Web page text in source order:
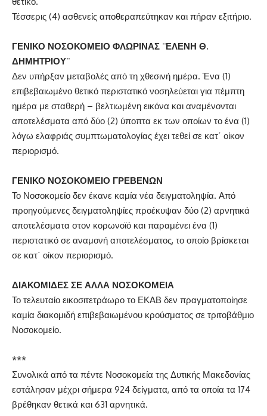
Τέσσερις (4) ασθενείς αποθεραπεύτηκαν και πήραν εξιτήριο.
ΓΕΝΙΚΟ ΝΟΣΟΚΟΜΕΙΟ ΦΛΩΡΙΝΑΣ ¨ΕΛΕΝΗ Θ.
ΔΗΜΗΤΡΙΟΥ¨
Δεν υπήρξαν μεταβολές από τη χθεσινή ημέρα. Ένα (1)
επιβεβαιωμένο θετικό περιστατικό νοσηλεύεται για πέμπτη
ημέρα με σταθερή – βελτιωμένη εικόνα και αναμένονται
αποτελέσματα από δύο (2) ύποπτα εκ των οποίων το ένα (1)
λόγω ελαφριάς συμπτωματολογίας έχει τεθεί σε κατ΄ οίκον
περιορισμό.
ΓΕΝΙΚΟ ΝΟΣΟΚΟΜΕΙΟ ΓΡΕΒΕΝΩΝ
Το Νοσοκομείο δεν έκανε καμία νέα δειγματοληψία. Από
προηγούμενες δειγματοληψίες προέκυψαν δύο (2) αρνητικά
αποτελέσματα στον κορωνοϊό και παραμένει ένα (1)
περιστατικό σε αναμονή αποτελέσματος, το οποίο βρίσκεται
σε κατ΄ οίκον περιορισμό.
ΔΙΑΚΟΜΙΔΕΣ ΣΕ ΑΛΛΑ ΝΟΣΟΚΟΜΕΙΑ
Το τελευταίο εικοσιτετράωρο το ΕΚΑΒ δεν πραγματοποίησε
καμία διακομιδή επιβεβαιωμένου κρούσματος σε τριτοβάθμιο
Νοσοκομείο.
***
Συνολικά από τα πέντε Νοσοκομεία της Δυτικής Μακεδονίας
εστάλησαν μέχρι σήμερα 924 δείγματα, από τα οποία τα 174
βρέθηκαν θετικά και 631 αρνητικά.